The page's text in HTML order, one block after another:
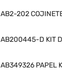
AB2-202
AB200445-D KIT
AB349326 PAPEL